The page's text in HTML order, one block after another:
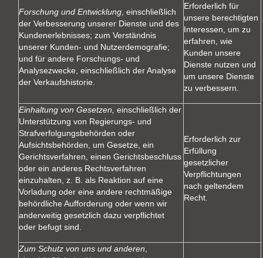
Forschung und Entwicklung , einschließlich
der Verbesserung unserer Dienste und des
Kundenerlebnisses; zum Verständnis
unserer Kunden- und Nutzerdemografie;
und für andere Forschungs- und
Analysezwecke, einschließlich der Analyse
der Verkaufshistorie.
Erforderlich für
unsere berechtigten
Interessen, um zu
erfahren, wie
Kunden unsere
Dienste nutzen und
um unsere Dienste
zu verbessern.
Einhaltung von Gesetzen, einschließlich der
Unterstützung von Regierungs- und
Strafverfolgungsbehörden oder
Aufsichtsbehörden, um Gesetze, ein
Gerichtsverfahren, einen Gerichtsbeschluss
oder ein anderes Rechtsverfahren
einzuhalten, z. B. als Reaktion auf eine
Vorladung oder eine andere rechtmäßige
behördliche Aufforderung oder wenn wir
anderweitig gesetzlich dazu verpflichtet
oder befugt sind.
Erforderlich zur
Erfüllung
gesetzlicher
Verpflichtungen
nach geltendem
Recht.
Zum Schutz von uns und anderen